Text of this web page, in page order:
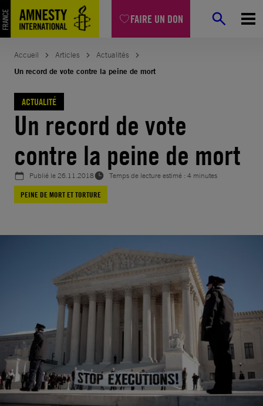
FAIRE UN DON
Aller
au
contenu
Accueil Articles
Actualités
Un record de vote contre la peine de mort
ACTUALITÉ
Un record de vote
contre la peine de mort
Publié le26.11.2018
Temps de lecture estimé : 4 minutes
PEINE DE MORT ET TORTURE